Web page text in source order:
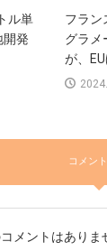
ル単
開発
フラン
グラメ
が、EU
コメン
メントはありま